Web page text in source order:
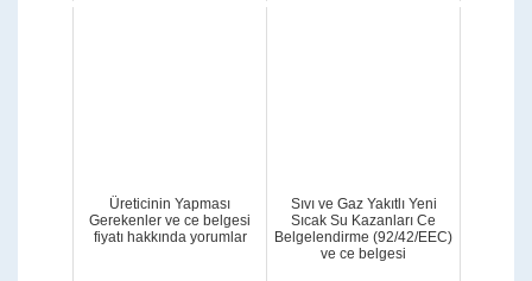
Üreticinin Yapması
Gerekenler ve ce belgesi
fiyatı hakkında yorumlar
Sıvı ve Gaz Yakıtlı Yeni
Sıcak Su Kazanları Ce
Belgelendirme (92/42/EEC)
ve ce belgesi